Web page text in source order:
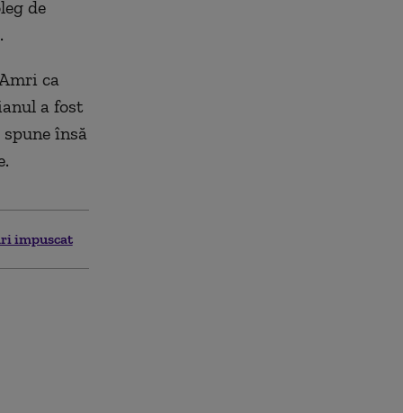
de
ca
a fost
însă
impuscat